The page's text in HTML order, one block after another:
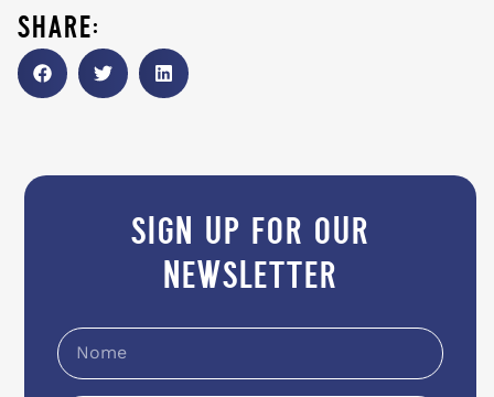
share:
sign up for our
newsletter